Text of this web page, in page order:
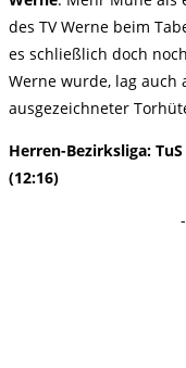
des TV Werne beim
es schließlich doch
Werne wurde, lag auch
ausgezeichneter
Herren-Bezirksliga:
(12:16)